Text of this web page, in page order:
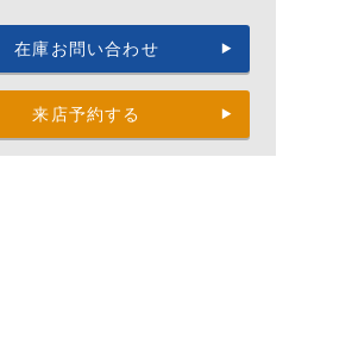
在庫お問い合わせ
来店予約する